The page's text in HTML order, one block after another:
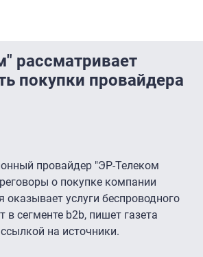
рассматривает
покупки провайдера
провайдер "ЭР-Телеком
о покупке компании
оказывает услуги беспроводного
в сегменте b2b, пишет газета
на источники.